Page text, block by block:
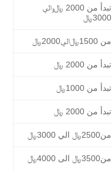
تبدأ من 2000 ﷼والي
3000﷼
من 1500﷼الي2000﷼
تبدأ من 2000 ﷼
تبدأ من 1000﷼
تبدأ من 2000 ﷼
من2500﷼ الي 3000﷼
من3500﷼ الى 4000﷼